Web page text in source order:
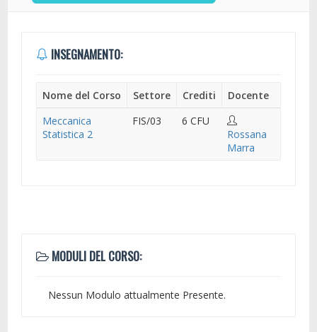
INSEGNAMENTO:
Nome del Corso Settore Crediti
Docente
Meccanica
Statistica 2
FIS/03
6 CFU
Rossana
Marra
MODULI DEL CORSO:
Nessun Modulo attualmente Presente.